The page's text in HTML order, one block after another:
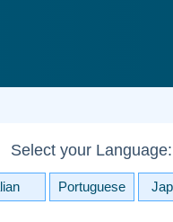
Select your Language:
Portuguese